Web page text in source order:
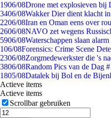
1906/08Drone met explosieven bij
3406/08Wakker Dier dient klacht
2206/08Iran en Oman eens over
2606/08NAVO zet wegens
5906/08Waterschappen slaan
106/08Forensics: Crime Scene
2306/08Zorgmedewerkster die 's
3806/08Random Pics van de Dag
1805/08Datalek bij Bol en de
Actieve items
Actieve items
Scrollbar gebruiken